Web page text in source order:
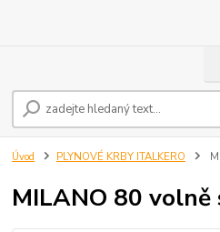
Úvod PLYNOVÉ KRBY ITALKERO
MILANO 80